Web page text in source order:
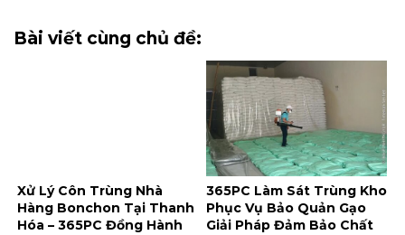
Bài viết cùng chủ đề:
Xử Lý Côn Trùng Nhà
Hàng Bonchon Tại Thanh
Hóa – 365PC Đồng Hành
365PC Làm Sát Trùng Kho
Phục Vụ Bảo Quản Gạo
Giải Pháp Đảm Bảo Chất